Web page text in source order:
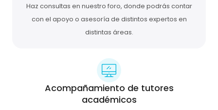
Acompañamiento de tutores
académicos
Haz consultas en nuestro foro, donde podrás contar
con el apoyo o asesoría de distintos expertos en
distintas áreas.